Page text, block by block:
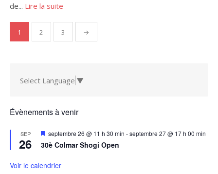
de... Lire la suite
Pagination
des
1 2 3 →
Select Language ▼
Évènements à venir
SEP
26
Mis
en
avant
septembre 26 @ 11 h 30 min -septembre 27 @ 17 h 00 min
30è Colmar Shogi Open
Voir le calendrier